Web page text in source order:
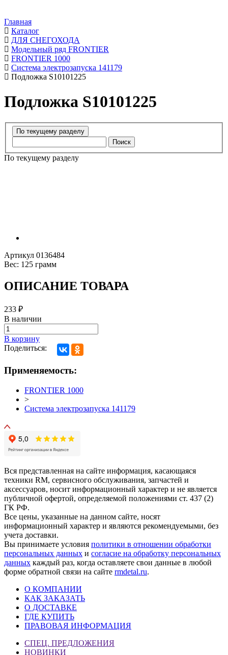
Главная
Каталог
ДЛЯ СНЕГОХОДА
Модельный ряд FRONTIER
FRONTIER 1000
Система электрозапуска 141179
Подложка S10101225
Подложка S10101225
Поиск
По текущему разделу
Артикул 0136484
Вес: 125 грамм
ОПИСАНИЕ ТОВАРА
233 ₽
В наличии
В корзину
Поделиться:
Применяемость:
FRONTIER 1000
>
Система электрозапуска 141179
Вся представленная на сайте информация, касающаяся
техники RM, сервисного обслуживания, запчастей и
аксессуаров, носит информационный характер и не является
публичной офертой, определяемой положениями ст. 437 (2)
ГК РФ.
Все цены, указанные на данном сайте, носят
информационный характер и являются рекомендуемыми, без
учета доставки.
Вы принимаете условия политики в отношении обработки
персональных данных и согласие на обработку персональных
данных каждый раз, когда оставляете свои данные в любой
форме обратной связи на сайте rmdetal.ru.
О КОМПАНИИ
КАК ЗАКАЗАТЬ
О ДОСТАВКЕ
ГДЕ КУПИТЬ
ПРАВОВАЯ ИНФОРМАЦИЯ
СПЕЦ. ПРЕДЛОЖЕНИЯ
НОВИНКИ